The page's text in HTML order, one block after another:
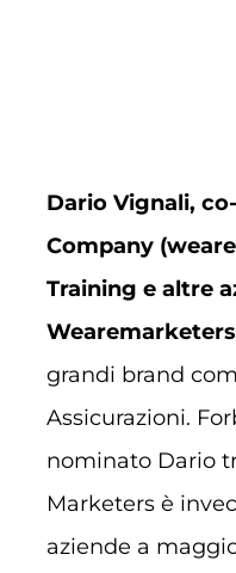
Dario Vignali,
Company
Training e altre
Wearemarketers
grandi brand
Assicurazioni.
nominato Dario
Marketers è
aziende a